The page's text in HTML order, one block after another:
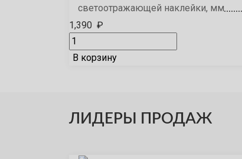
светоотражающей наклейки, мм
1,390 ₽
В корзину
ЛИДЕРЫ ПРОДАЖ